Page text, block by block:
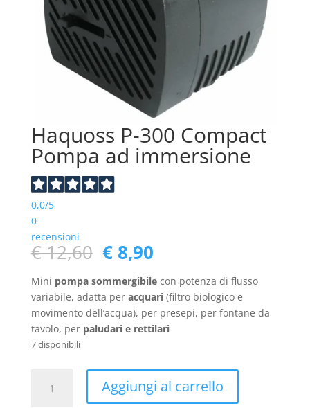
Haquoss P-300 Compact
Pompa ad immersione
0,0/5
0
recensioni
€12,60 Il
prezzo
originale
era:
€ 12,60.
€8,90Il
attuale
è:
€ 8,90.
Mini pompa sommergibilecon potenza di flusso
variabile, adatta per acquari(filtro biologico e
movimento dell’acqua), per presepi, per fontane da
tavolo, per paludari e rettilari
7 disponibili
Aggiungi al carrello